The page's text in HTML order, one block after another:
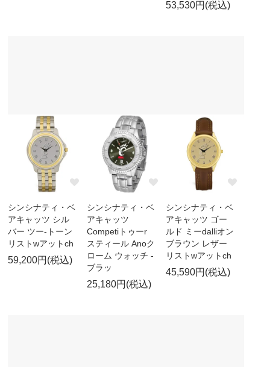
53,530円(税込)
シンシナティ・ベ
アキャッツ シル
バー ツー-トーン
リストwアットch
59,200円(税込)
シンシナティ・ベ
アキャッツ
Competiトゥーr
スティール Anoク
ローム ウォッチ -
ブラッ
25,180円(税込)
シンシナティ・ベ
アキャッツ ゴー
ルド ミーdalliオン
ブラウン レザー
リストwアットch
45,590円(税込)